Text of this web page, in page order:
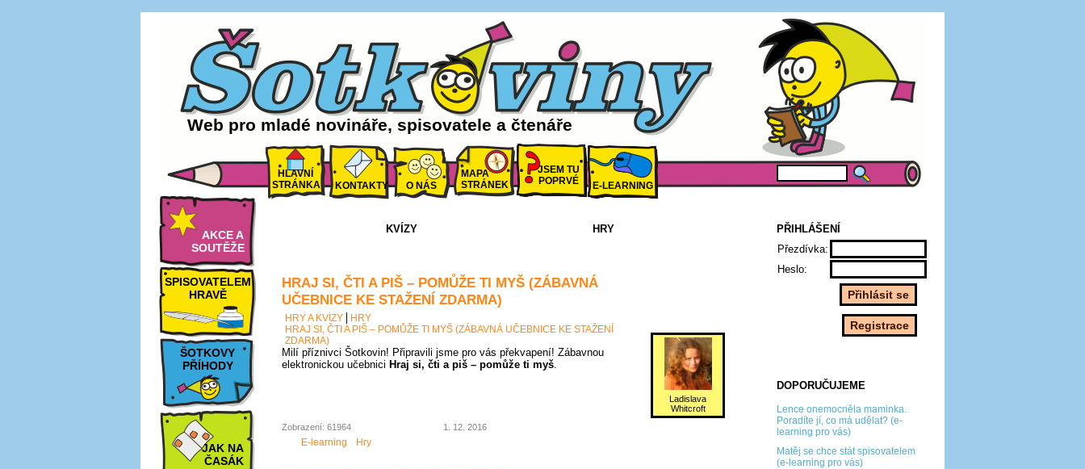
Web pro mladé novináře, spisovatele a čtenáře
HLAVNÍ
STRÁNKA
KONTAKTY O NÁS
MAPA
STRÁNEK
JSEM TU
POPRVÉ
E-LEARNING
AKCE A
SOUTĚŽE
SPISOVATELEM
HRAVĚ
ŠOTKOVY
PŘÍHODY
JAK NA
ČASÁK
PŘIHLÁŠENÍ
Přezdívka:
Heslo:
DOPORUČUJEME
Lence onemocněla maminka.
Poradíte jí, co má udělat? (e-
learning pro vás)
Matěj se chce stát spisovatelem
(e-learning pro vás)
KVÍZY HRY
HRAJ SI, ČTI A PIŠ – POMŮŽE TI MYŠ (ZÁBAVNÁ
UČEBNICE KE STAŽENÍ ZDARMA)
HRY A KVÍZY
HRY
HRAJ SI, ČTI A PIŠ – POMŮŽE TI MYŠ (ZÁBAVNÁ UČEBNICE KE STAŽENÍ
ZDARMA)
Ladislava
Whitcroft
Milí příznivci Šotkovin! Připravili jsme pro vás překvapení! Zábavnou
elektronickou učebnici Hraj si, čti a piš – pomůže ti myš.
Zobrazení: 61964 1. 12. 2016
E-learning Hry